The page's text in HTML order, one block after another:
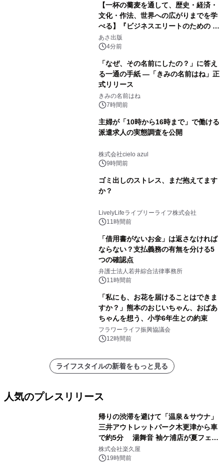
【一杯の蕎麦を通して、歴史・経済・
文化・作法、世界への広がりまでを学
べる】『ビジネスエリートのための 教
養としての蕎麦』2026年8月25日
（火）発売
あさ出版
4分前
「なぜ、その名前にしたの？」に答え
る一通の手紙 ―「きみの名前はね」正
式リリース
きみの名前はね
7時間前
主婦が「10時から16時まで」で働ける
派遣求人の実態調査を公開
株式会社cielo azul
9時間前
ゴミ出しのストレス、まだ抱えてます
か？
LivelyLifeライブリーライフ株式会社
11時間前
「借用書がないお金」は返さなければ
ならない？支払義務の有無を分ける5
つの確認点
弁護士法人若井綜合法律事務所
11時間前
「私にも、お花を届けることはできま
すか？」熊本のおじいちゃん、おばあ
ちゃんを想う、小学6年生との約束
フラワーライフ振興協議会
12時間前
ライフスタイルの新着をもっと見る
人気のプレスリリース
帰りの渋滞を避けて「温泉＆サウナ」
三井アウトレットパーク木更津から車
で約5分 湯舞音 袖ケ浦店が夏フェア
メニューを提供
株式会社楽久屋
19時間前